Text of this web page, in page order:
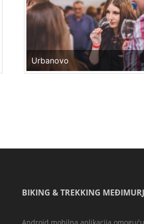
Urbanovo
BIKING & TREKKING